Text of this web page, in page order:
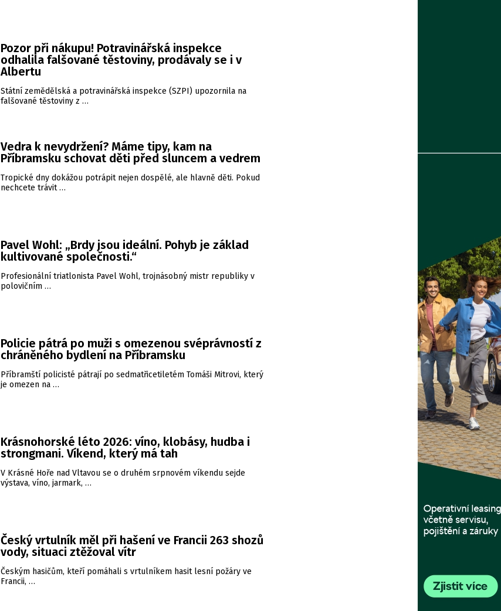
Pozor při nákupu! Potravinářská inspekce
odhalila falšované těstoviny, prodávaly se i v
Albertu
Státní zemědělská a potravinářská inspekce (SZPI) upozornila na
falšované těstoviny z …
Vedra k nevydržení? Máme tipy, kam na
Příbramsku schovat děti před sluncem a vedrem
Tropické dny dokážou potrápit nejen dospělé, ale hlavně děti. Pokud
nechcete trávit …
Pavel Wohl: „Brdy jsou ideální. Pohyb je základ
kultivované společnosti.“
Profesionální triatlonista Pavel Wohl, trojnásobný mistr republiky v
polovičním …
Policie pátrá po muži s omezenou svéprávností z
chráněného bydlení na Příbramsku
Příbramští policisté pátrají po sedmatřicetiletém Tomáši Mitrovi, který
je omezen na …
Krásnohorské léto 2026: víno, klobásy, hudba i
strongmani. Víkend, který má tah
V Krásné Hoře nad Vltavou se o druhém srpnovém víkendu sejde
výstava, víno, jarmark, …
Český vrtulník měl při hašení ve Francii 263 shozů
vody, situaci ztěžoval vítr
Českým hasičům, kteří pomáhali s vrtulníkem hasit lesní požáry ve
Francii, …